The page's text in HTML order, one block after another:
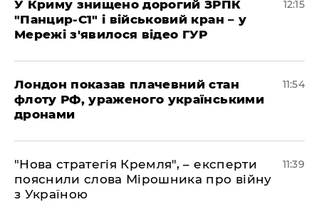
У Криму знищено дорогий ЗРПК
"Панцир-С1" і військовий кран – у
Мережі з'явилося відео ГУР
12:15
Лондон показав плачевний стан
флоту РФ, ураженого українськими
дронами
11:54
"Нова стратегія Кремля", – експерти
пояснили слова Мірошника про війну
з Україною
11:39